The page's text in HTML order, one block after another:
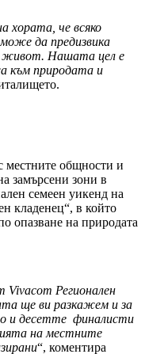
хората, че всяко
да предизвика
живот. Нашата цел е
към природата и
местните общности и
замърсени зони в
семеен уикенд на
кладенец“, в който
опазване на природата
Vivacom Регионален
ще ви разкажем и за
и десетте финалисти
на местните
“, коментира